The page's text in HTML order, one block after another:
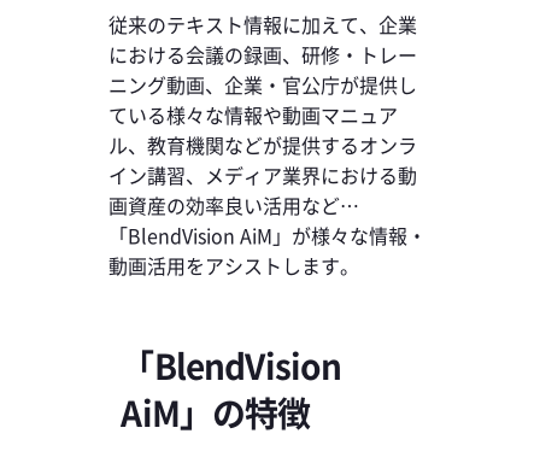
従来のテキスト情報に加えて、企業
における会議の録画、研修・トレー
ニング動画、企業・官公庁が提供し
ている様々な情報や動画マニュア
ル、教育機関などが提供するオンラ
イン講習、メディア業界における動
画資産の効率良い活用など…
「BlendVision AiM」が様々な情報・
動画活用をアシストします。
「BlendVision
AiM」の特徴